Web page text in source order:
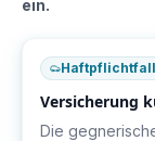
ein.
Haftpflichtfall
Versicherung
Die